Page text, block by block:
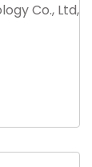
Co., Ltd,